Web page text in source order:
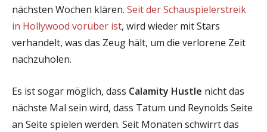
nächsten Wochen klären. Seit der Schauspielerstreik
in Hollywood vorüber ist, wird wieder mit Stars
verhandelt, was das Zeug hält, um die verlorene Zeit
nachzuholen.
Es ist sogar möglich, dass Calamity Hustle nicht das
nächste Mal sein wird, dass Tatum und Reynolds Seite
an Seite spielen werden. Seit Monaten schwirrt das